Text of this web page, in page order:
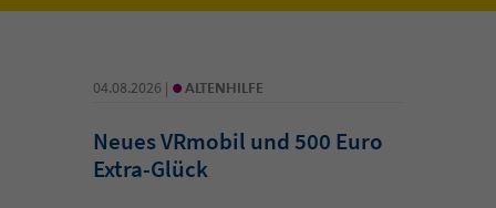
04.08.2026 | • ALTENHILFE
Neues VRmobil und 500 Euro
Extra-Glück